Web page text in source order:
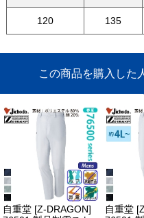
120
135
この商品を購入した
自重堂 [Z-DRAGON]
自重堂